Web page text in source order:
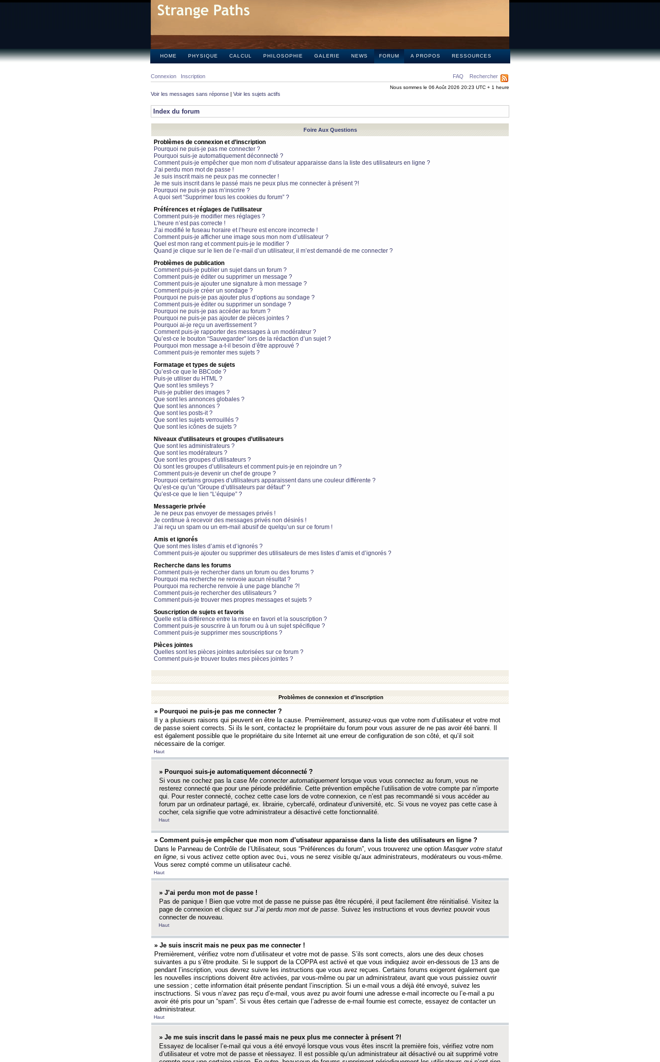
HOME PHYSIQUE CALCUL PHILOSOPHIE GALERIE NEWS FORUM A PROPOS RESSOURCES
FAQ Rechercher
Connexion Inscription
Nous sommes le 06 Août 2026 20:23 UTC + 1 heure
Voir les messages sans réponse | Voir les sujets actifs
Index du forum
Foire Aux Questions
Problèmes de connexion et d’inscription
Pourquoi ne puis-je pas me connecter ?
Pourquoi suis-je automatiquement déconnecté ?
Comment puis-je empêcher que mon nom d’utisateur apparaisse dans la liste des utilisateurs en ligne ?
J’ai perdu mon mot de passe !
Je suis inscrit mais ne peux pas me connecter !
Je me suis inscrit dans le passé mais ne peux plus me connecter à présent ?!
Pourquoi ne puis-je pas m’inscrire ?
A quoi sert “Supprimer tous les cookies du forum” ?
Préférences et réglages de l’utilisateur
Comment puis-je modifier mes réglages ?
L’heure n’est pas correcte !
J’ai modifié le fuseau horaire et l’heure est encore incorrecte !
Comment puis-je afficher une image sous mon nom d’utilisateur ?
Quel est mon rang et comment puis-je le modifier ?
Quand je clique sur le lien de l’e-mail d’un utilisateur, il m’est demandé de me connecter ?
Problèmes de publication
Comment puis-je publier un sujet dans un forum ?
Comment puis-je éditer ou supprimer un message ?
Comment puis-je ajouter une signature à mon message ?
Comment puis-je créer un sondage ?
Pourquoi ne puis-je pas ajouter plus d’options au sondage ?
Comment puis-je éditer ou supprimer un sondage ?
Pourquoi ne puis-je pas accéder au forum ?
Pourquoi ne puis-je pas ajouter de pièces jointes ?
Pourquoi ai-je reçu un avertissement ?
Comment puis-je rapporter des messages à un modérateur ?
Qu’est-ce le bouton “Sauvegarder” lors de la rédaction d’un sujet ?
Pourquoi mon message a-t-il besoin d’être approuvé ?
Comment puis-je remonter mes sujets ?
Formatage et types de sujets
Qu’est-ce que le BBCode ?
Puis-je utiliser du HTML ?
Que sont les smileys ?
Puis-je publier des images ?
Que sont les annonces globales ?
Que sont les annonces ?
Que sont les posts-it ?
Que sont les sujets verrouillés ?
Que sont les icônes de sujets ?
Niveaux d’utilisateurs et groupes d’utilisateurs
Que sont les administrateurs ?
Que sont les modérateurs ?
Que sont les groupes d’utilisateurs ?
Où sont les groupes d’utilisateurs et comment puis-je en rejoindre un ?
Comment puis-je devenir un chef de groupe ?
Pourquoi certains groupes d’utilisateurs apparaissent dans une couleur différente ?
Qu’est-ce qu’un “Groupe d’utilisateurs par défaut” ?
Qu’est-ce que le lien “L’équipe” ?
Messagerie privée
Je ne peux pas envoyer de messages privés !
Je continue à recevoir des messages privés non désirés !
J’ai reçu un spam ou un em-mail abusif de quelqu’un sur ce forum !
Amis et ignorés
Que sont mes listes d’amis et d’ignorés ?
Comment puis-je ajouter ou supprimer des utilisateurs de mes listes d’amis et d’ignorés ?
Recherche dans les forums
Comment puis-je rechercher dans un forum ou des forums ?
Pourquoi ma recherche ne renvoie aucun résultat ?
Pourquoi ma recherche renvoie à une page blanche ?!
Comment puis-je rechercher des utilisateurs ?
Comment puis-je trouver mes propres messages et sujets ?
Souscription de sujets et favoris
Quelle est la différence entre la mise en favori et la souscription ?
Comment puis-je souscrire à un forum ou à un sujet spécifique ?
Comment puis-je supprimer mes souscriptions ?
Pièces jointes
Quelles sont les pièces jointes autorisées sur ce forum ?
Comment puis-je trouver toutes mes pièces jointes ?
Problèmes de connexion et d’inscription
» Pourquoi ne puis-je pas me connecter ?
Il y a plusieurs raisons qui peuvent en être la cause. Premièrement, assurez-vous que votre nom d’utilisateur et votre mot
de passe soient corrects. Si ils le sont, contactez le propriétaire du forum pour vous assurer de ne pas avoir été banni. Il
est également possible que le propriétaire du site Internet ait une erreur de configuration de son côté, et qu’il soit
nécessaire de la corriger.
Haut
» Pourquoi suis-je automatiquement déconnecté ?
Si vous ne cochez pas la case Me connecter automatiquement lorsque vous vous connectez au forum, vous ne
resterez connecté que pour une période prédéfinie. Cette prévention empêche l’utilisation de votre compte par n’importe
qui. Pour rester connecté, cochez cette case lors de votre connexion, ce n’est pas recommandé si vous accéder au
forum par un ordinateur partagé, ex. librairie, cybercafé, ordinateur d’université, etc. Si vous ne voyez pas cette case à
cocher, cela signifie que votre administrateur a désactivé cette fonctionnalité.
Haut
» Comment puis-je empêcher que mon nom d’utisateur apparaisse dans la liste des utilisateurs en ligne ?
Dans le Panneau de Contrôle de l’Utilisateur, sous “Préférences du forum”, vous trouverez une option Masquer votre statut
en ligne, si vous activez cette option avec Oui , vous ne serez visible qu’aux administrateurs, modérateurs ou vous-même.
Vous serez compté comme un utilisateur caché.
Haut
» J’ai perdu mon mot de passe !
Pas de panique ! Bien que votre mot de passe ne puisse pas être récupéré, il peut facilement être réinitialisé. Visitez la
page de connexion et cliquez sur J’ai perdu mon mot de passe. Suivez les instructions et vous devriez pouvoir vous
connecter de nouveau.
Haut
» Je suis inscrit mais ne peux pas me connecter !
Premièrement, vérifiez votre nom d’utilisateur et votre mot de passe. S’ils sont corrects, alors une des deux choses
suivantes a pu s’être produite. Si le support de la COPPA est activé et que vous indiquiez avoir en-dessous de 13 ans de
pendant l’inscription, vous devrez suivre les instructions que vous avez reçues. Certains forums exigeront également que
les nouvelles inscriptions doivent être activées, par vous-même ou par un administrateur, avant que vous puissiez ouvrir
une session ; cette information était présente pendant l’inscription. Si un e-mail vous a déjà été envoyé, suivez les
insctructions. Si vous n’avez pas reçu d’e-mail, vous avez pu avoir fourni une adresse e-mail incorrecte ou l’e-mail a pu
avoir été pris pour un “spam”. Si vous êtes certain que l’adresse de e-mail fournie est correcte, essayez de contacter un
administrateur.
Haut
» Je me suis inscrit dans le passé mais ne peux plus me connecter à présent ?!
Essayez de localiser l’e-mail qui vous a été envoyé lorsque vous vous êtes inscrit la première fois, vérifiez votre nom
d’utilisateur et votre mot de passe et réessayez. Il est possible qu’un administrateur ait désactivé ou ait supprimé votre